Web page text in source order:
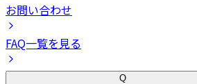
お問い合わせ
FAQ一覧を見る
Q